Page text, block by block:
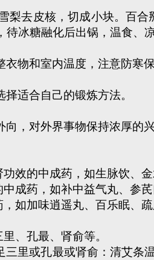
去皮核，切成小块。百合
冰糖融化后出锅，温食、
和室内温度，注意防寒保
适合自己的锻炼方法。
对外界事物保持浓厚的兴
的中成药，如生脉饮、金
药，如补中益气丸、参芪
加味逍遥丸、百乐眠、疏
、孔最、肾俞等。
或孔最或肾俞：清艾条